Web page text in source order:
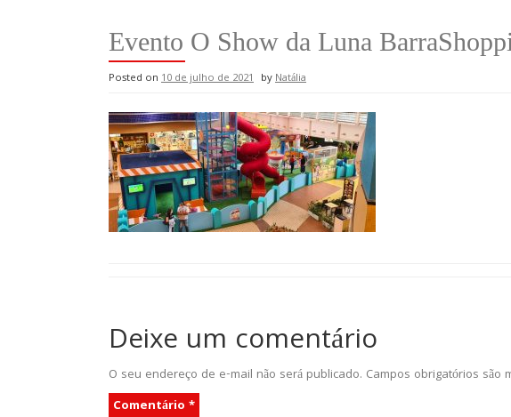
Evento O Show da Luna
Posted on 10 de julho de 2021 byNatália
Deixe um comentário
O seu endereço de e-mail não será publicado. Campos obrigatórios são
Comentário *